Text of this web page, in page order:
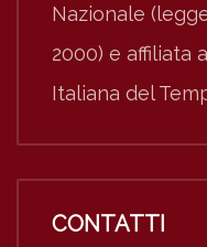
Nazionale
2000) e affiliata
Italiana del
CONTATTI